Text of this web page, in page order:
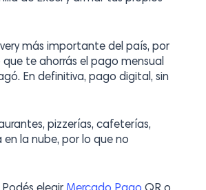
más importante del país, por
te ahorrás el pago mensual
En definitiva, pago digital, sin
pizzerías, cafeterías,
la nube, por lo que no